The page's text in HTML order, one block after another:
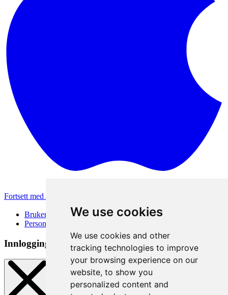
We use cookies
We use cookies and other
tracking technologies to improve
your browsing experience on our
website, to show you
personalized content and
Fortsett med Apple
Brukervilkår
Personvernerklæring
Innloggingsmetode